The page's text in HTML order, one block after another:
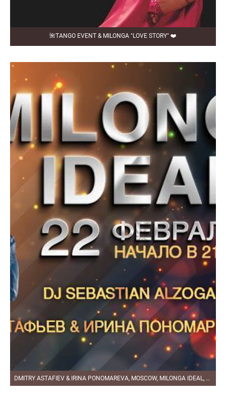
🌺TANGO EVENT & MILONGA "LOVE STORY" ❤️
DMITRY ASTAFIEV & IRINA PONOMAREVA, MOSCOW, MILONGA IDEAL, PLANETANGO, 22.02.2…